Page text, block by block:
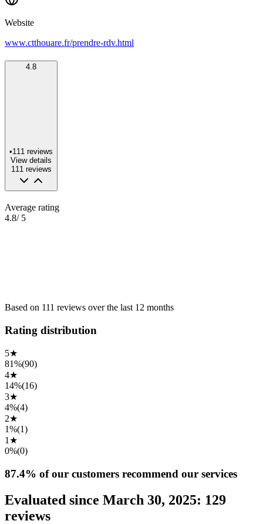
Website
www.ctthouare.fr/prendre-rdv.html
4.8
•111 reviews
View details
111 reviews
Average rating
4.8/ 5
Based on 111 reviews over the last 12 months
Rating distribution
5★
81%(90)
4★
14%(16)
3★
4%(4)
2★
1%(1)
1 ★
0%(0)
87.4% of our customers recommend our services
Evaluated since March 30, 2025: 129
reviews